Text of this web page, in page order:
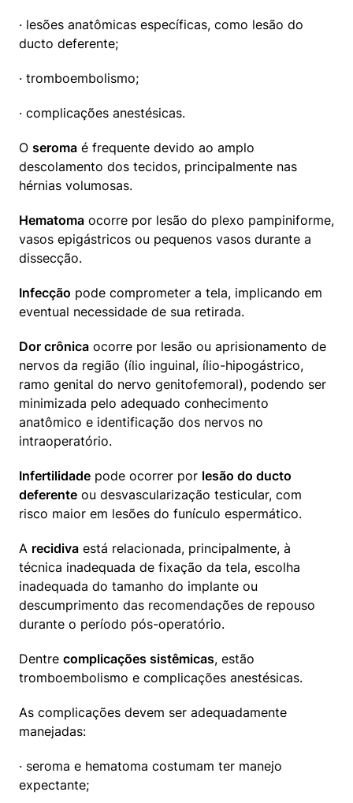
· lesões anatômicas específicas, como lesão do
ducto deferente;
· tromboembolismo;
· complicações anestésicas.
O seroma é frequente devido ao amplo
descolamento dos tecidos, principalmente nas
hérnias volumosas.
Hematoma ocorre por lesão do plexo pampiniforme,
vasos epigástricos ou pequenos vasos durante a
dissecção.
Infecção pode comprometer a tela, implicando em
eventual necessidade de sua retirada.
Dor crônica ocorre por lesão ou aprisionamento de
nervos da região (ílio inguinal, ílio-hipogástrico,
ramo genital do nervo genitofemoral), podendo ser
minimizada pelo adequado conhecimento
anatômico e identificação dos nervos no
intraoperatório.
Infertilidade pode ocorrer por lesão do ducto
deferente ou desvascularização testicular, com
risco maior em lesões do funículo espermático.
A recidiva está relacionada, principalmente, à
técnica inadequada de fixação da tela, escolha
inadequada do tamanho do implante ou
descumprimento das recomendações de repouso
durante o período pós-operatório.
Dentre complicações sistêmicas, estão
tromboembolismo e complicações anestésicas.
As complicações devem ser adequadamente
manejadas:
· seroma e hematoma costumam ter manejo
expectante;